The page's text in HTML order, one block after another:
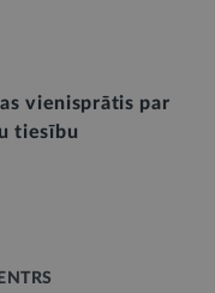
vienisprātis par
tiesību